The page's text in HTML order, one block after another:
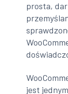
prosta,
jest